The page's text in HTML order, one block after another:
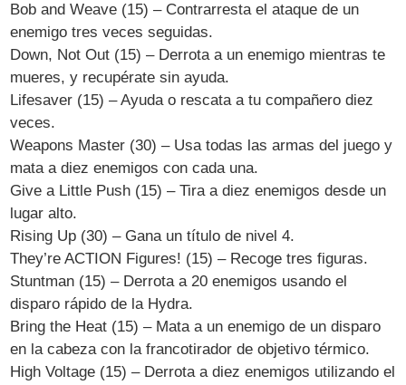
Bob and Weave (15) – Contrarresta el ataque de un
enemigo tres veces seguidas.
Down, Not Out (15) – Derrota a un enemigo mientras te
mueres, y recupérate sin ayuda.
Lifesaver (15) – Ayuda o rescata a tu compañero diez
veces.
Weapons Master (30) – Usa todas las armas del juego y
mata a diez enemigos con cada una.
Give a Little Push (15) – Tira a diez enemigos desde un
lugar alto.
Rising Up (30) – Gana un título de nivel 4.
They’re ACTION Figures! (15) – Recoge tres figuras.
Stuntman (15) – Derrota a 20 enemigos usando el
disparo rápido de la Hydra.
Bring the Heat (15) – Mata a un enemigo de un disparo
en la cabeza con la francotirador de objetivo térmico.
High Voltage (15) – Derrota a diez enemigos utilizando el